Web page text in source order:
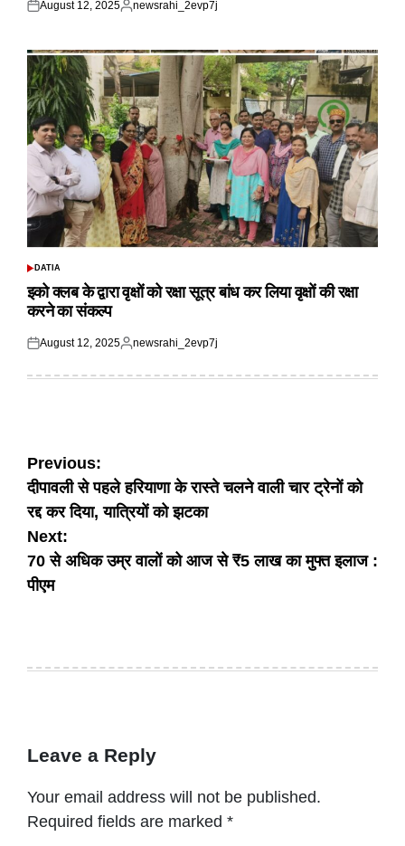
Posted
August 12, 2025
Posted
newsrahi_2evp7j
POSTED
DATIA
इको क्लब के द्वारा वृक्षों को रक्षा सूत्र बांध कर लिया वृक्षों की रक्षा
करने का संकल्प
Posted
August 12, 2025
Posted
newsrahi_2evp7j
Post
navigation
Previous:
दीपावली से पहले हरियाणा के रास्ते चलने वाली चार ट्रेनों को
रद्द कर दिया, यात्रियों को झटका
Next:
70 से अधिक उम्र वालों को आज से ₹5 लाख का मुफ्त इलाज :
पीएम
Leave a Reply
Your email address will not be published.
Required fields are marked *